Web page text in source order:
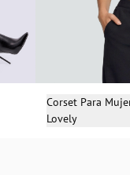
Corset Para
Lovely